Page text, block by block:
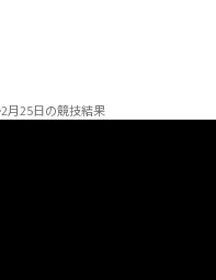
2月25日の競技結果